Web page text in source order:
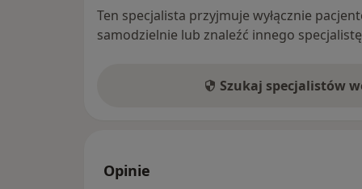
Ten specjalista przyjmuje wyłącznie
samodzielnie lub znaleźć innego
Szukaj specjalistów
Opinie